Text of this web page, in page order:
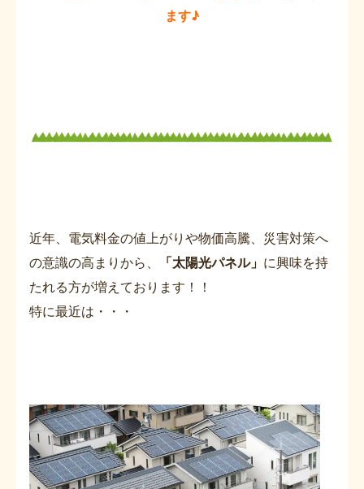
ます♪
近年、電気料金の値上がりや物価高騰、災害対策へ
の意識の高まりから、
「太陽光パネル」 に興味を持
たれる方が増えております！！
特に最近は・・・